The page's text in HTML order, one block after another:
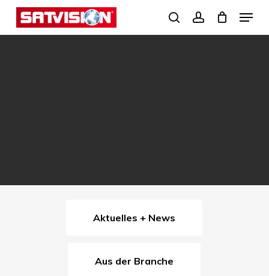
Skip
search
Menu
Aktuelles + News
Aus der Branche